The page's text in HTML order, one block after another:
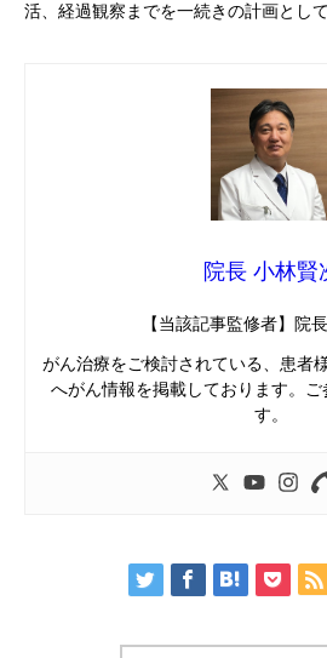
活、経過観察までを一続きの計画とし
院長 小林賢
【当該記事監修者】院
がん治療をご検討されている、患者
へがん情報を掲載しております。
す。